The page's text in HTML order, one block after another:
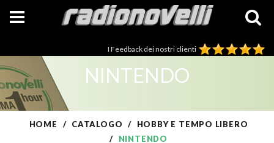
I Feedback dei nostri clienti
NINTENDO
HOME CATALOGO
HOBBY E TEMPO LIBERO
NINTENDO